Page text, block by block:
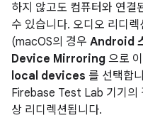
하지 않고도 컴퓨터와 연결
수 있습니다. 오디오 리디
(macOS의 경우 Android
Device Mirroring 으로
local devices 를 선택합
Firebase Test Lab 기기의
상 리디렉션됩니다.